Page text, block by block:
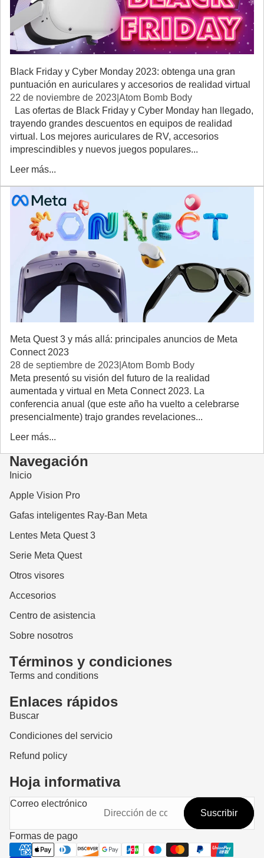
Black Friday y Cyber ​​Monday 2023: obtenga una gran
puntuación en auriculares y accesorios de realidad virtual
22 de noviembre de 2023 Atom Bomb Body
Las ofertas de Black Friday y Cyber Monday han llegado,
trayendo grandes descuentos en equipos de realidad
virtual. Los mejores auriculares de RV, accesorios
imprescindibles y nuevos juegos populares...
Leer más...
Meta Quest 3 y más allá: principales anuncios de Meta
Connect 2023
28 de septiembre de 2023 Atom Bomb Body
Meta presentó su visión del futuro de la realidad
aumentada y virtual en Meta Connect 2023. La
conferencia anual (que este año ha vuelto a celebrarse
presencialmente) trajo grandes revelaciones...
Leer más...
Navegación
Inicio
Apple Vision Pro
Gafas inteligentes Ray-Ban Meta
Lentes Meta Quest 3
Serie Meta Quest
Otros visores
Accesorios
Centro de asistencia
Sobre nosotros
Términos y condiciones
Terms and conditions
Enlaces rápidos
Buscar
Condiciones del servicio
Refund policy
Hoja informativa
Correo electrónico
Suscribir
Formas de pago
Política de reembolso
Política de privacidad
Términos del servicio
Política de envío